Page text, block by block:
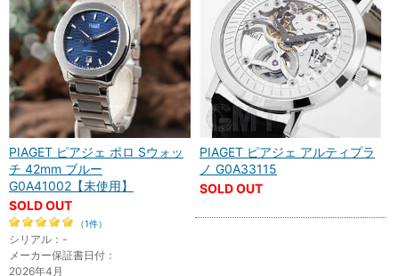
PIAGET ピアジェ ポロ Sウォッ
チ 42mm ブルー
G0A41002【未使用】
SOLD OUT
（1件）
シリアル：-
メーカー保証書日付：
2026年4月
PIAGET ピアジェ アルティプラ
ノ G0A33115
SOLD OUT